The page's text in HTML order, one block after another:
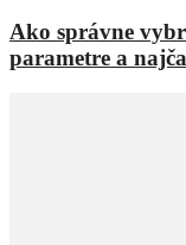
Ako správne
parametre a